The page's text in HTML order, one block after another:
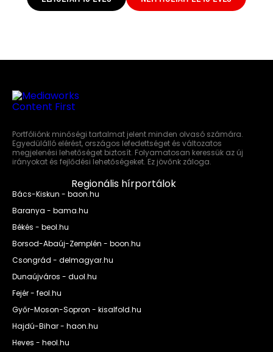
Portfóliónk minőségi tartalmat jelent minden olvasó számára.
Egyedülálló elérést, országos lefedettséget és változatos
megjelenési lehetőséget biztosít. Folyamatosan keressük az új
irányokat és fejlődési lehetőségeket. Ez jövőnk záloga.
Regionális hírportálok
Bács-Kiskun - baon.hu
Baranya - bama.hu
Békés - beol.hu
Borsod-Abaúj-Zemplén - boon.hu
Csongrád - delmagyar.hu
Dunaújváros - duol.hu
Fejér - feol.hu
Győr-Moson-Sopron - kisalfold.hu
Hajdú-Bihar - haon.hu
Heves - heol.hu